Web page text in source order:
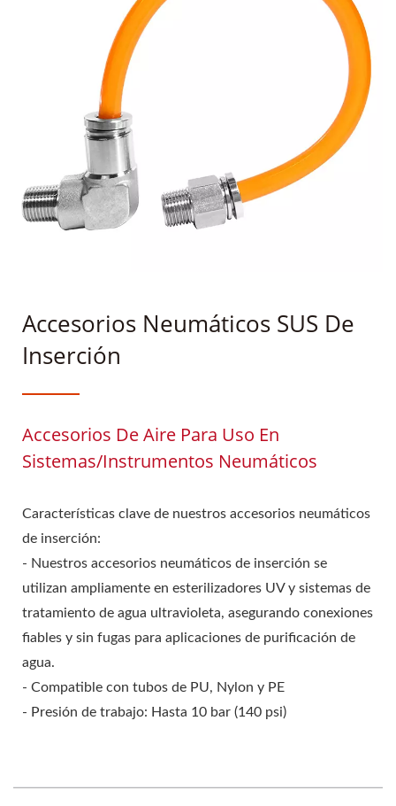
Accesorios Neumáticos SUS De
Inserción
Accesorios De Aire Para Uso En
Sistemas/instrumentos Neumáticos
Características clave de nuestros accesorios neumáticos
de inserción:
- Nuestros accesorios neumáticos de inserción se
utilizan ampliamente en esterilizadores UV y sistemas de
tratamiento de agua ultravioleta, asegurando conexiones
fiables y sin fugas para aplicaciones de purificación de
agua.
- Compatible con tubos de PU, Nylon y PE
- Presión de trabajo: Hasta 10 bar (140 psi)